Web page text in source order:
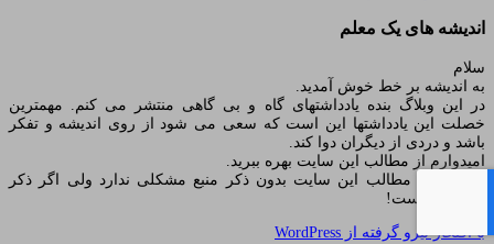
اندیشه های یک معلم
سلام
به اندیشه بر خط خوش آمدید.
در این وبلاگ بنده یادداشتهای گاه و بی گاهی منتشر می کنم. مهمترین
خصلت این یادداشتها این است که سعی می شود از روی اندیشه و تفکر
باشد و دردی از دیگران دوا کند.
امیدوارم از مطالب این سایت بهره ببرید.
استفاده از مطالب این سایت بدون ذکر منبع مشکلی ندارد ولی اگر ذکر
شود بهتر است!
با افتخار نیرو گرفته از WordPress